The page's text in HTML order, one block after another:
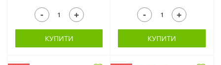
- +
КУПИТИ
- +
КУПИТИ